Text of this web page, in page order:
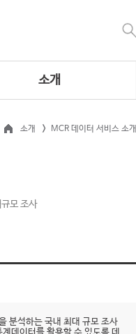
소개
소개 MCR 데이터 서비스 소개
모 조사
분석하는 국내 최대 규모 조사